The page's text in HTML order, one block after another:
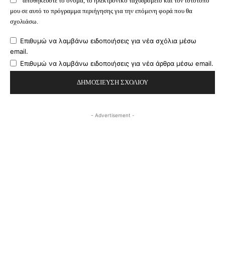
μου σε αυτό το πρόγραμμα περιήγησης για την επόμενη φορά που θα
σχολιάσω.
Επιθυμώ να λαμβάνω ειδοποιήσεις για νέα σχόλια μέσω
email.
Επιθυμώ να λαμβάνω ειδοποιήσεις για νέα άρθρα μέσω email.
- Advertisement -